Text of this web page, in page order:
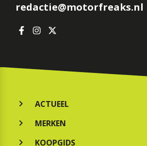
redactie@motorfreaks.nl
ACTUEEL
MERKEN
KOOPGIDS